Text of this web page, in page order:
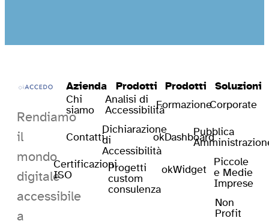
Rendiamo
il
mondo
digitale
accessibile
a
Azienda
Chi
siamo
Contatti
Certificazioni
ISO
Prodotti
Analisi di
Accessibilità
Dichiarazione
di
Accessibilità
Progetti
custom
consulenza
Prodotti
Formazione
okDashboard
okWidget
Soluzioni
Corporate
Pubblica
Piccole
e Medie
Imprese
Non
Profit